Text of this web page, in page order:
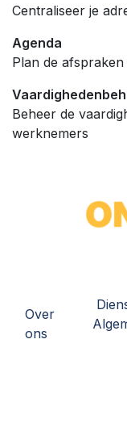
Centraliseer je
Agenda
Plan de
Beheer de
werknemers
Over
ons